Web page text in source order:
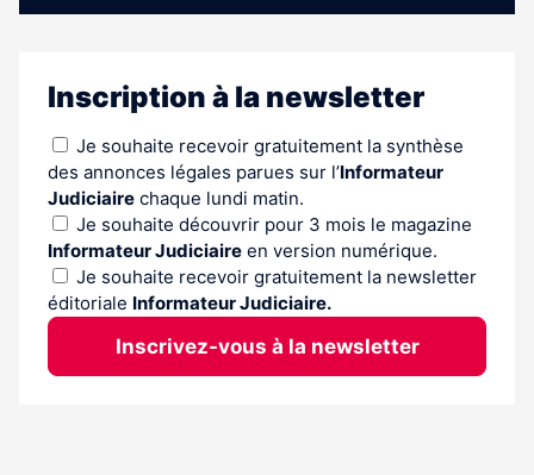
Inscription à la newsletter
Je souhaite recevoir gratuitement la synthèse
des annonces légales parues sur l’Informateur
Judiciaire chaque lundi matin.
Je souhaite découvrir pour 3 mois le magazine
Informateur Judiciaire en version numérique.
Je souhaite recevoir gratuitement la newsletter
éditoriale Informateur Judiciaire.
Inscrivez-vous à la newsletter